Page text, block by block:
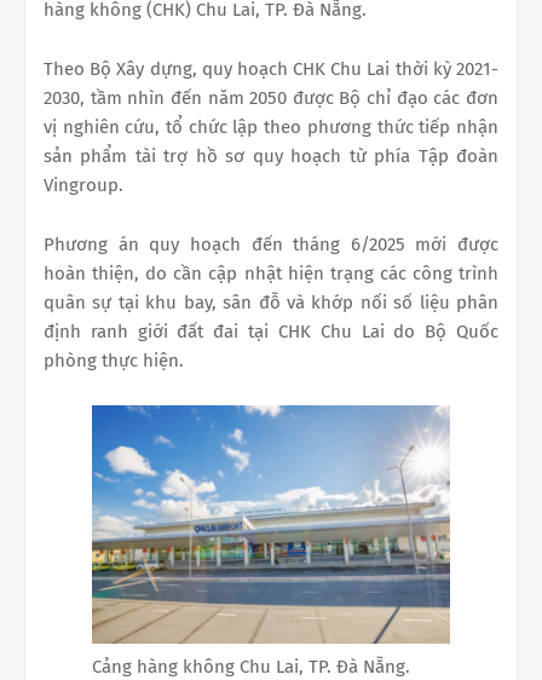
hàng không (CHK) Chu Lai, TP. Đà Nẵng.
Theo Bộ Xây dựng, quy hoạch CHK Chu Lai thời kỳ 2021-
2030, tầm nhìn đến năm 2050 được Bộ chỉ đạo các đơn
vị nghiên cứu, tổ chức lập theo phương thức tiếp nhận
sản phẩm tài trợ hồ sơ quy hoạch từ phía Tập đoàn
Vingroup.
Phương án quy hoạch đến tháng 6/2025 mới được
hoàn thiện, do cần cập nhật hiện trạng các công trình
quân sự tại khu bay, sân đỗ và khớp nối số liệu phân
định ranh giới đất đai tại CHK Chu Lai do Bộ Quốc
phòng thực hiện.
Cảng hàng không Chu Lai, TP. Đà Nẵng.